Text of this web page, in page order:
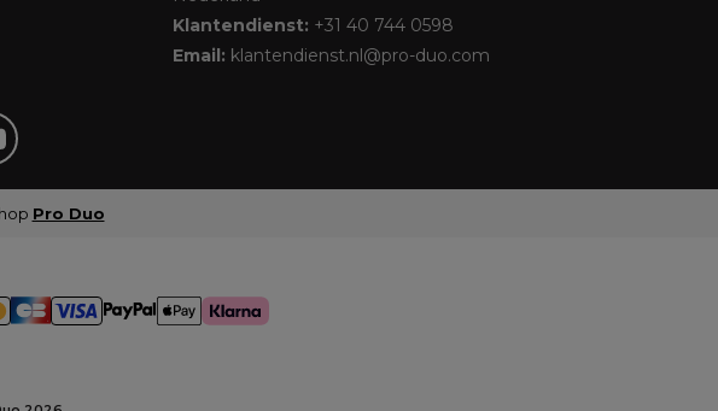
Klantendienst: +31 40 744 0598
Email: klantendienst.nl@pro-duo.com
Pro Duo